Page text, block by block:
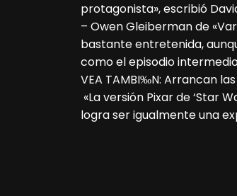
protagonista», escribió
– Owen Gleiberman de
bastante entretenida,
como el episodio
VEA TAMBI‰N: Arrancan
«La versión Pixar de ‘Star
logra ser igualmente una